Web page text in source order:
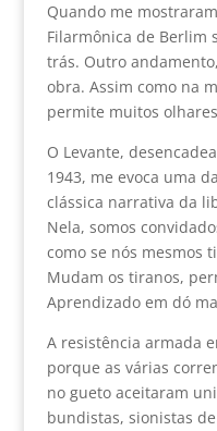
Quando me
Filarmônica de Berlim
trás. Outro
obra. Assim como na
permite muitos
O Levante,
1943, me evoca uma
clássica narrativa da
Nela, somos
como se nós mesmos
Mudam os tiranos,
Aprendizado em dó
A resistência armada
porque as várias
no gueto aceitaram
bundistas, sionistas